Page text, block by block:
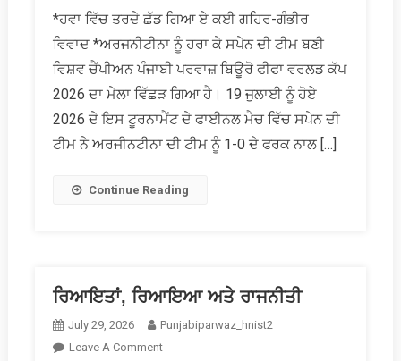
ਵਰਲਡ
ਕੱਪ
ਵਾਲਾ
ਮੇਲਾ
*ਹਵਾ ਵਿੱਚ ਤਰਦੇ ਛੱਡ ਗਿਆ ਏ ਕਈ ਗਹਿਰ-ਗੰਭੀਰ
ਵਿਵਾਦ *ਅਰਜਨੀਟੀਨਾ ਨੂੰ ਹਰਾ ਕੇ ਸਪੇਨ ਦੀ ਟੀਮ ਬਣੀ
ਵਿਸ਼ਵ ਚੈਂਪੀਅਨ ਪੰਜਾਬੀ ਪਰਵਾਜ਼ ਬਿਊਰੋ ਫੀਫਾ ਵਰਲਡ ਕੱਪ
2026 ਦਾ ਮੇਲਾ ਵਿੱਛੜ ਗਿਆ ਹੈ। 19 ਜੁਲਾਈ ਨੂੰ ਹੋਏ
2026 ਦੇ ਇਸ ਟੂਰਨਾਮੈਂਟ ਦੇ ਫਾਈਨਲ ਮੈਚ ਵਿੱਚ ਸਪੇਨ ਦੀ
ਟੀਮ ਨੇ ਅਰਜੀਨਟੀਨਾ ਦੀ ਟੀਮ ਨੂੰ 1-0 ਦੇ ਫਰਕ ਨਾਲ […]
Continue Reading
ਰਿਆਇਤਾਂ, ਰਿਆਇਆ ਅਤੇ ਰਾਜਨੀਤੀ
July 29, 2026
Punjabiparwaz_hnist2
Leave A CommentOn